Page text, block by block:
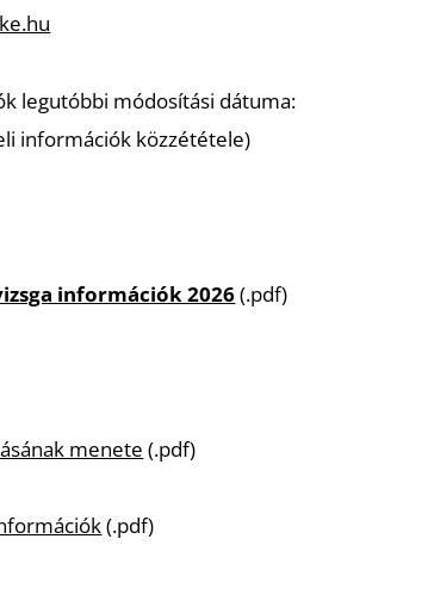
legutóbbi módosítási dátuma:
információk közzététele)
információk 2026(.pdf)
menete (.pdf)
(.pdf)